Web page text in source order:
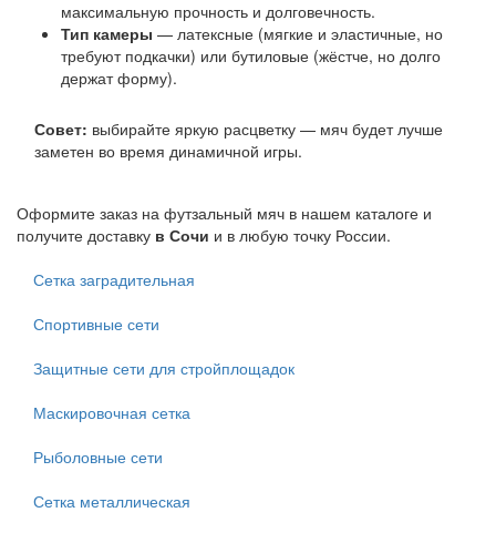
максимальную прочность и долговечность.
Тип камеры — латексные (мягкие и эластичные, но
требуют подкачки) или бутиловые (жёстче, но долго
держат форму).
Совет: выбирайте яркую расцветку — мяч будет лучше
заметен во время динамичной игры.
Оформите заказ на футзальный мяч в нашем каталоге и
получите доставку в Сочи и в любую точку России.
Сетка заградительная
Спортивные сети
Защитные сети для стройплощадок
Маскировочная сетка
Рыболовные сети
Сетка металлическая